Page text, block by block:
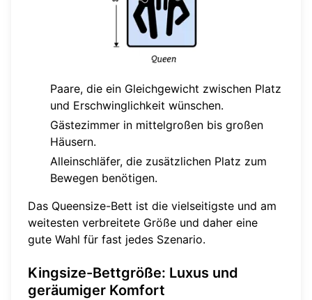
Paare, die ein Gleichgewicht zwischen Platz
und Erschwinglichkeit wünschen.
Gästezimmer in mittelgroßen bis großen
Häusern.
Alleinschläfer, die zusätzlichen Platz zum
Bewegen benötigen.
Das Queensize-Bett ist die vielseitigste und am
weitesten verbreitete Größe und daher eine
gute Wahl für fast jedes Szenario.
Kingsize-Bettgröße: Luxus und
geräumiger Komfort